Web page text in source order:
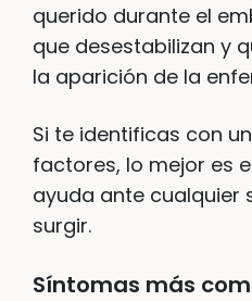
querido durante el
que desestabilizan y
la aparición de la
Si te identificas con
factores, lo mejor es
ayuda ante cualquier
surgir.
Síntomas más